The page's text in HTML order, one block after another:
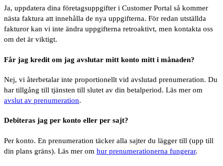
Ja, uppdatera dina företagsuppgifter i Customer Portal så kommer
nästa faktura att innehålla de nya uppgifterna. För redan utställda
fakturor kan vi inte ändra uppgifterna retroaktivt, men kontakta oss
om det är viktigt.
Får jag kredit om jag avslutar mitt konto mitt i månaden?
Nej, vi återbetalar inte proportionellt vid avslutad prenumeration. Du
har tillgång till tjänsten till slutet av din betalperiod. Läs mer om
avslut av prenumeration.
Debiteras jag per konto eller per sajt?
Per konto. En prenumeration täcker alla sajter du lägger till (upp till
din plans gräns). Läs mer om hur prenumerationerna fungerar.